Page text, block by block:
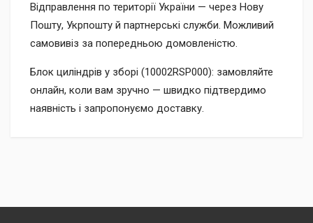
Відправлення по території України — через Нову
Пошту, Укрпошту й партнерські служби. Можливий
самовивіз за попередньою домовленістю.
Блок циліндрів у зборі (10002RSP000): замовляйте
онлайн, коли вам зручно — швидко підтвердимо
наявність і запропонуємо доставку.